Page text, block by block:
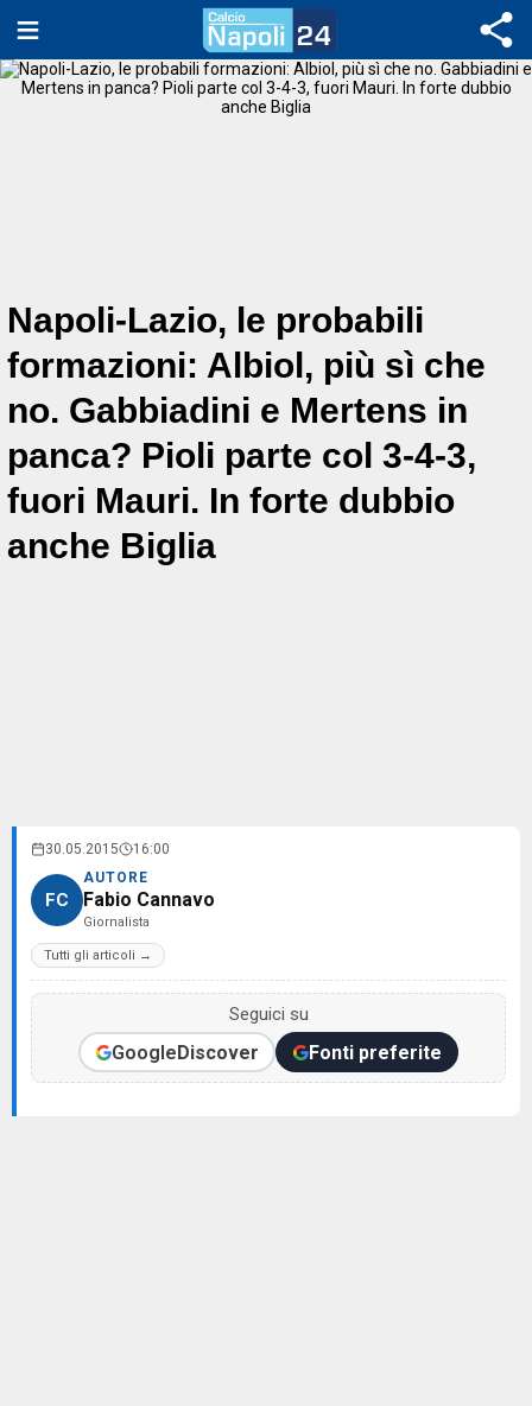
Napoli-Lazio, le probabili
formazioni: Albiol, più sì che
no. Gabbiadini e Mertens in
panca? Pioli parte col 3-4-3,
fuori Mauri. In forte dubbio
anche Biglia
30.05.2015 16:00
FC
AUTORE
Fabio Cannavo
Giornalista
Tutti gli articoli →
Seguici su
GoogleDiscover Fonti preferite